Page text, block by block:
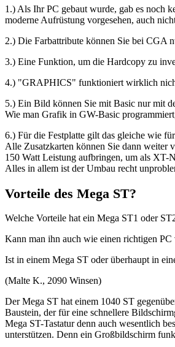
1.) Als Ihr PC gebaut wurde, gab es noch
moderne Aufrüstung vorgesehen, auch
2.) Die Farbattribute können Sie bei CGA
3.) Eine Funktion, um die Hardcopy zu
4.) "GRAPHICS" funktioniert wirklich
5.) Ein Bild können Sie mit Basic nur mit
Wie man Grafik in GW-Basic
6.) Für die Festplatte gilt das gleiche wie
Alle Zusatzkarten können Sie dann weiter
150 Watt Leistung aufbringen, um als XT-
Alles in allem ist der Umbau recht
Vorteile des Mega ST?
Welche Vorteile hat ein Mega ST1 oder
Kann man ihn auch wie einen richtigen
Ist in einem Mega ST oder überhaupt in
(Malte K., 2090 Winsen)
Der Mega ST hat einem 1040 ST
Baustein, der für eine schnellere
Mega ST-Tastatur denn auch wesentlich
unterstützen. Denn ein Großbildschirm